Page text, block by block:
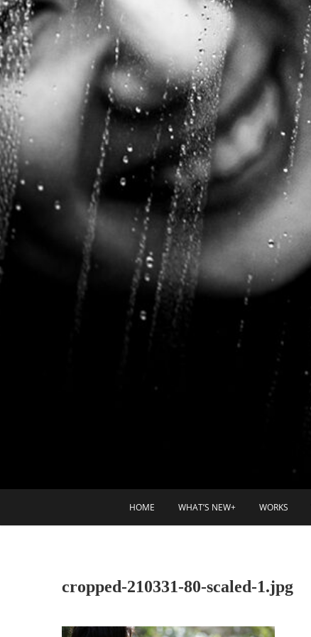
HOME WHAT’S NEW+ WORKS
cropped-210331-80-scaled-1.jpg